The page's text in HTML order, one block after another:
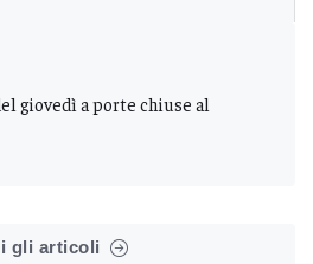
giovedì a porte chiuse al
gli articoli